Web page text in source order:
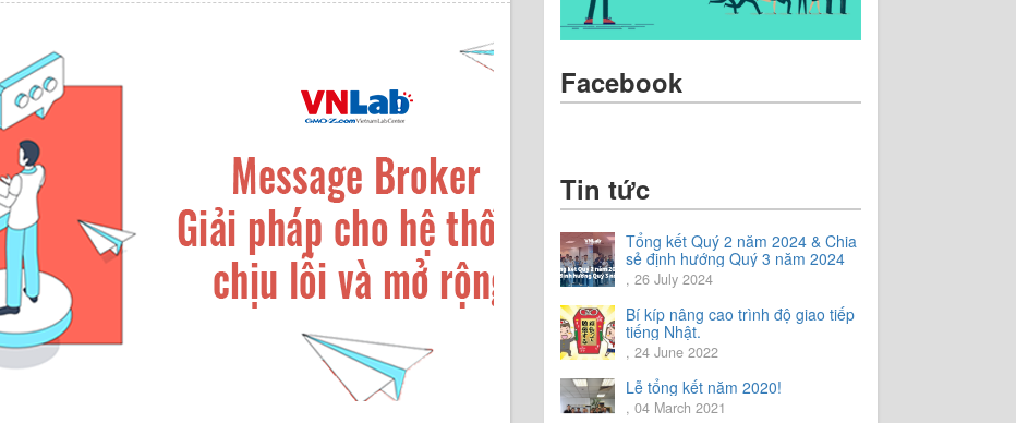
Facebook
Tin tức
Tổng kết Quý 2 năm 2024 & Chia
sẻ định hướng Quý 3 năm 2024
, 26 July 2024
Bí kíp nâng cao trình độ giao tiếp
tiếng Nhật.
, 24 June 2022
Lễ tổng kết năm 2020!
, 04 March 2021